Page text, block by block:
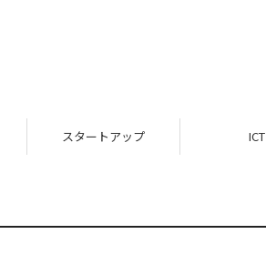
スタートアップ ICT